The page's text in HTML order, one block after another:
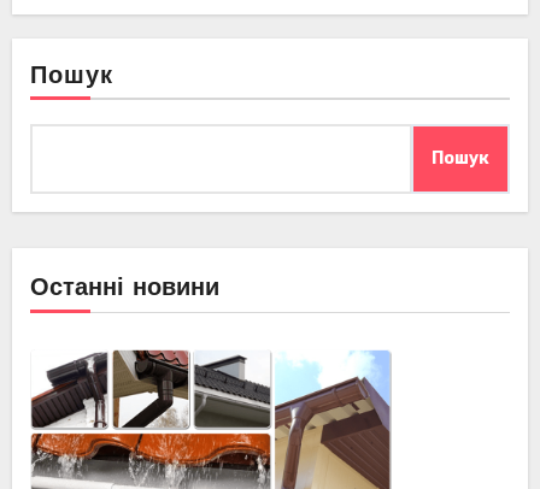
Пошук
Пошук
Останні новини